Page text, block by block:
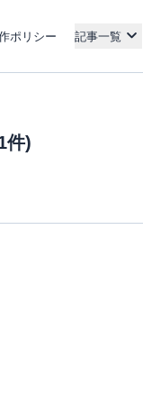
ポリシー 記事一覧
件)